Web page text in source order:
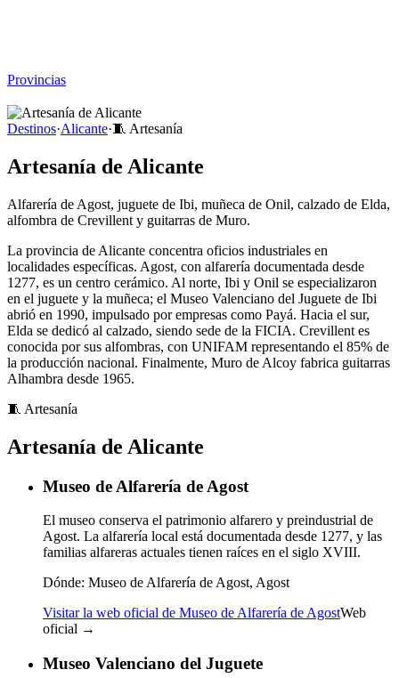
Provincias
Destinos·Alicante·🧵 Artesanía
Artesanía de Alicante
Alfarería de Agost, juguete de Ibi, muñeca de Onil, calzado de Elda,
alfombra de Crevillent y guitarras de Muro.
La provincia de Alicante concentra oficios industriales en
localidades específicas. Agost, con alfarería documentada desde
1277, es un centro cerámico. Al norte, Ibi y Onil se especializaron
en el juguete y la muñeca; el Museo Valenciano del Juguete de Ibi
abrió en 1990, impulsado por empresas como Payá. Hacia el sur,
Elda se dedicó al calzado, siendo sede de la FICIA. Crevillent es
conocida por sus alfombras, con UNIFAM representando el 85% de
la producción nacional. Finalmente, Muro de Alcoy fabrica guitarras
Alhambra desde 1965.
🧵 Artesanía
Artesanía de Alicante
Museo de Alfarería de Agost
El museo conserva el patrimonio alfarero y preindustrial de
Agost. La alfarería local está documentada desde 1277, y las
familias alfareras actuales tienen raíces en el siglo XVIII.
Dónde: Museo de Alfarería de Agost, Agost
Visitar la web oficial de Museo de Alfarería de AgostWeb
oficial →
Museo Valenciano del Juguete